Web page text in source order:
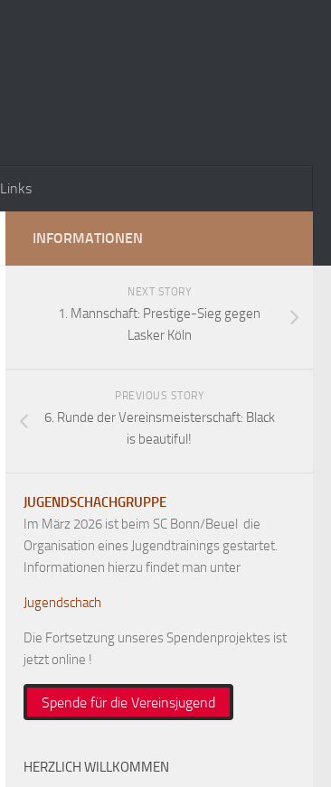
Links
INFORMATIONEN
NEXT STORY
1. Mannschaft: Prestige-Sieg gegen
Lasker Köln
PREVIOUS STORY
6. Runde der Vereinsmeisterschaft: Black
is beautiful!
JUGENDSCHACHGRUPPE
Im März 2026 ist beim SC Bonn/Beuel die
Organisation eines Jugendtrainings gestartet.
Informationen hierzu findet man unter
Jugendschach
Die Fortsetzung unseres Spendenprojektes ist
jetzt online !
Spende für die Vereinsjugend
HERZLICH WILLKOMMEN